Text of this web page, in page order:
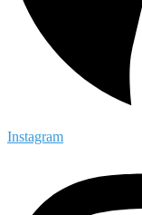
Instagram